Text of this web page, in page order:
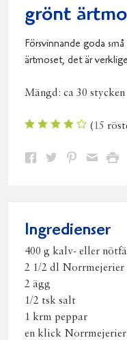
grönt
Försvinnande goda
ärtmoset, det är
Mängd: ca 30 stycken
(15
Dela Dela Dela Dela
Ingredienser
400 g kalv- eller
2 1/2 dl Norrmejerier
2 ägg
1/2 tsk salt
1 krm peppar
en klick Norrmejerier